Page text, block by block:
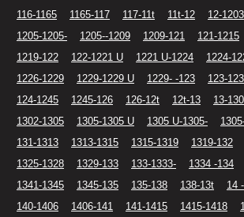
116-1165
1165-117 117-11t 11t-12 12-1203
1205-1205-
1205--1209 1209-121 121-1215
1219-122
122-1221 U 1221 U-1224
1224-
1226-1229
1229-1229 U 1229- -123 123-
124-1245
1245-126 126-12t 12t-13
13-
1302-1305
1305-1305 U 1305 U-1305-
131-1313
1313-1315 1315-1319 1319-132
1325-1328
1329-133 133-1333- 1334 -134
1341-1345
1345-135 135-138 138-13t
14
140-1406
1406-141 141-1415 1415-1418